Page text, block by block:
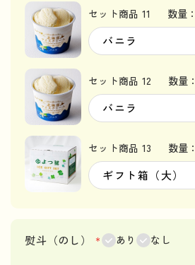
セット商品 11 数量：
セット商品 12 数量：
セット商品 13 数量：
熨斗（のし） ＊ あり なし